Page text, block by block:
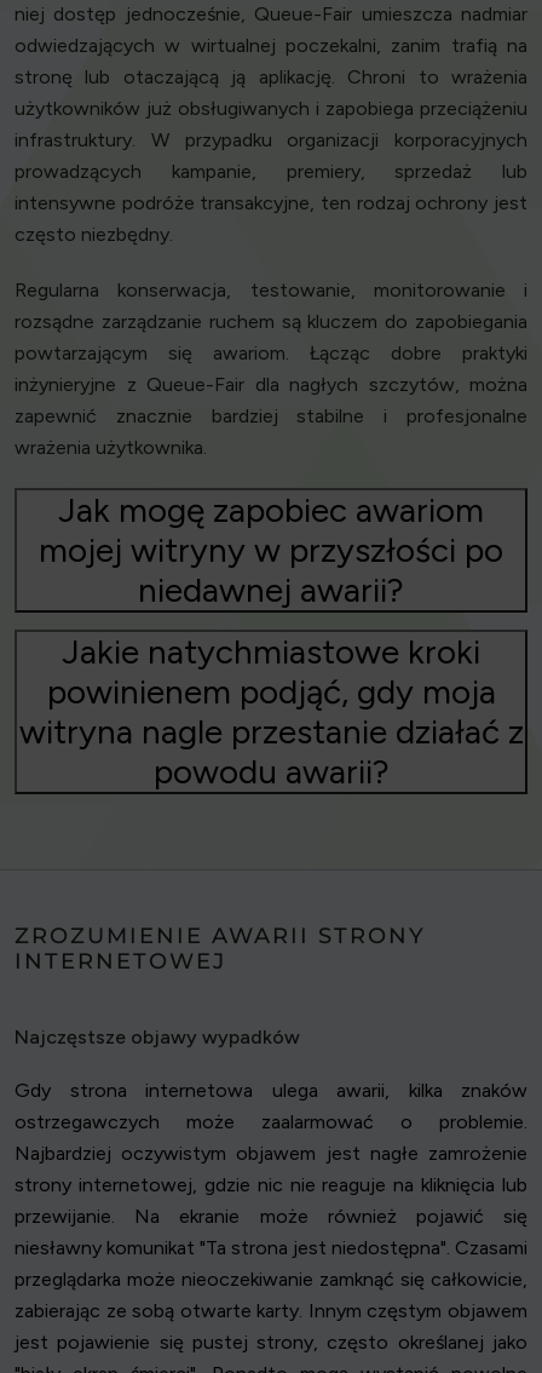
niej dostęp jednocześnie, Queue-Fair umieszcza nadmiar
odwiedzających w wirtualnej poczekalni, zanim trafią na
stronę lub otaczającą ją aplikację. Chroni to wrażenia
użytkowników już obsługiwanych i zapobiega przeciążeniu
infrastruktury. W przypadku organizacji korporacyjnych
prowadzących kampanie, premiery, sprzedaż lub
intensywne podróże transakcyjne, ten rodzaj ochrony jest
często niezbędny.
Regularna konserwacja, testowanie, monitorowanie i
rozsądne zarządzanie ruchem są kluczem do zapobiegania
powtarzającym się awariom. Łącząc dobre praktyki
inżynieryjne z Queue-Fair dla nagłych szczytów, można
zapewnić znacznie bardziej stabilne i profesjonalne
wrażenia użytkownika.
Jak mogę zapobiec awariom
mojej witryny w przyszłości po
niedawnej awarii?
Jakie natychmiastowe kroki
powinienem podjąć, gdy moja
witryna nagle przestanie działać z
powodu awarii?
ZROZUMIENIE AWARII STRONY
INTERNETOWEJ
Najczęstsze objawy wypadków
Gdy strona internetowa ulega awarii, kilka znaków
ostrzegawczych może zaalarmować o problemie.
Najbardziej oczywistym objawem jest nagłe zamrożenie
strony internetowej, gdzie nic nie reaguje na kliknięcia lub
przewijanie. Na ekranie może również pojawić się
niesławny komunikat "Ta strona jest niedostępna". Czasami
przeglądarka może nieoczekiwanie zamknąć się całkowicie,
zabierając ze sobą otwarte karty. Innym częstym objawem
jest pojawienie się pustej strony, często określanej jako